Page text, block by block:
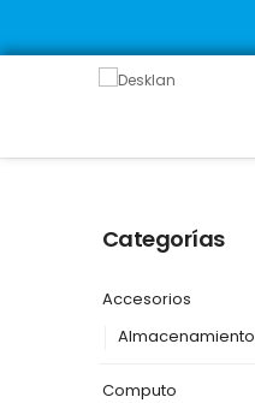
Categorías
Accesorios
Almacenamiento
Computo